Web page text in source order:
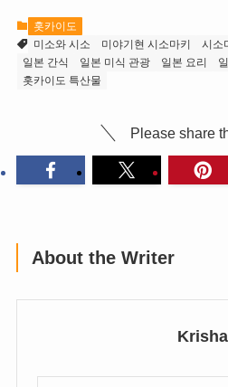
홋카이도
미소와 시소
미야기현 시소마키 시소
일본 간식
일본 미식 관광 일본 요리
홋카이도 특산물
Please share
About the Writer
Krisha